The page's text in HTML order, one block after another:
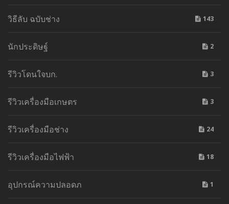
วิธีลับ ฉบับช่าง 143
นักประดิษฐ์ 2
รีวิวโดนใจบก. 3
รีวิวเครื่องมือเกษตร 3
รีวิวเครื่องมือช่าง 24
รีวิวเครื่องมือไฟฟ้า 18
อุปกรณ์ความปลอดภ 1